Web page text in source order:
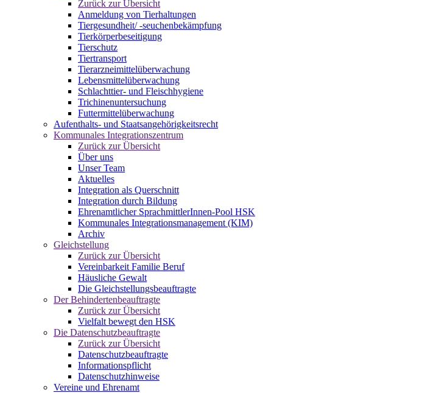
Zurück zur Übersicht
Anmeldung von Tierhaltungen
Tiergesundheit/ -seuchenbekämpfung
Tierkörperbeseitigung
Tierschutz
Tiertransport
Tierarzneimittelüberwachung
Lebensmittelüberwachung
Schlachttier- und Fleischhygiene
Trichinenuntersuchung
Futtermittelüberwachung
Aufenthalts- und Staatsangehörigkeitsrecht
Kommunales Integrationszentrum
Zurück zur Übersicht
Über uns
Unser Team
Aktuelles
Integration als Querschnitt
Integration durch Bildung
Ehrenamtlicher SprachmittlerInnen-Pool HSK
Kommunales Integrationsmanagement (KIM)
Archiv
Gleichstellung
Zurück zur Übersicht
Vereinbarkeit Familie Beruf
Häusliche Gewalt
Die Gleichstellungsbeauftragte
Der Behindertenbeauftragte
Zurück zur Übersicht
Vielfalt bewegt den HSK
Die Datenschutzbeauftragte
Zurück zur Übersicht
Datenschutzbeauftragte
Informationspflicht
Datenschutzhinweise
Vereine und Ehrenamt